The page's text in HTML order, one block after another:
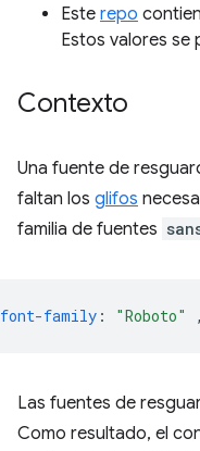
Este repo
Estos valores se
Contexto
Una fuente de
faltan los glifos
familia de fuentes
font-family : "Roboto" ,
Las fuentes de
Como resultado, el